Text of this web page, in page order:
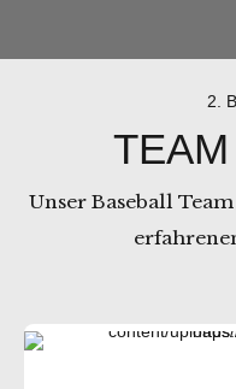
2.
TEAM
Unser Baseball